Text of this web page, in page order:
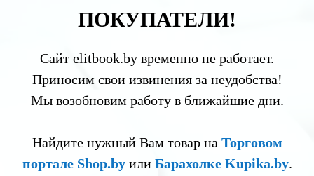
ПОКУПАТЕЛИ!
Сайт elitbook.by временно не работает.
Приносим свои извинения за неудобства!
Мы возобновим работу в ближайшие дни.
Найдите нужный Вам товар на Торговом
портале Shop.byили Барахолке Kupika.by.